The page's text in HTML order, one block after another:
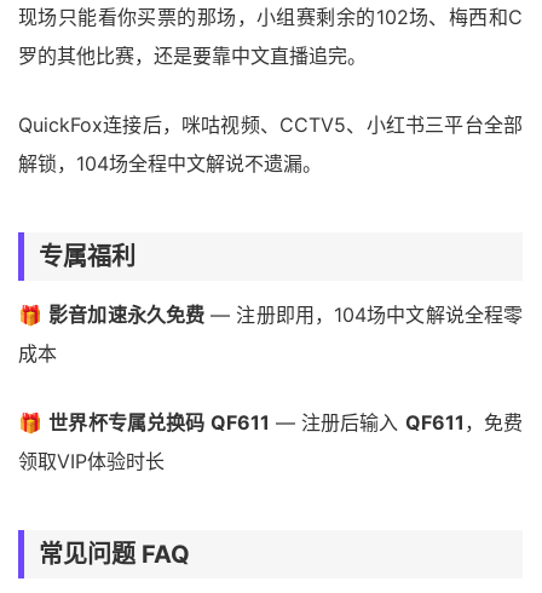
现场只能看你买票的那场，小组赛剩余的102场、梅西和C
罗的其他比赛，还是要靠中文直播追完。
QuickFox连接后，咪咕视频、CCTV5、小红书三平台全部
解锁，104场全程中文解说不遗漏。
专属福利
🎁 影音加速永久免费 — 注册即用，104场中文解说全程零
成本
🎁世界杯专属兑换码 QF611 — 注册后输入 QF611 ，免费
领取VIP体验时长
常见问题 FAQ